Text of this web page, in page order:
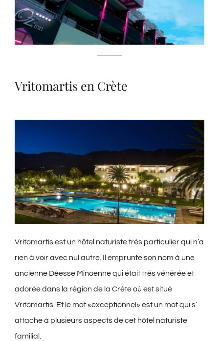
Vritomartis en Crète
Vritomartis est un hôtel naturiste très particulier qui n’a
rien à voir avec nul autre. Il emprunte son nom à une
ancienne Déesse Minoenne qui était très vénérée et
adorée dans la région de la Crète où est situé
Vritomartis. Et le mot «exceptionnel» est un mot qui s’
attache à plusieurs aspects de cet hôtel naturiste
familial.